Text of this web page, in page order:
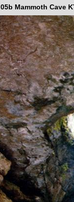
05b Mammoth Cave